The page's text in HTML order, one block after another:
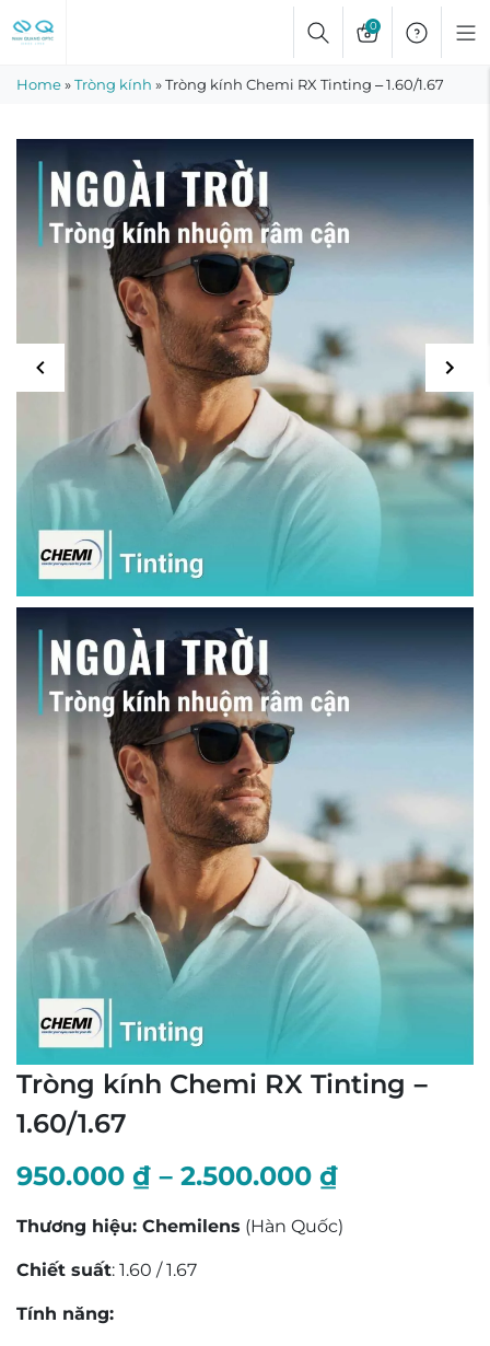
to
0
Home»Tròng kính »Tròng kính Chemi RX Tinting – 1.60/1.67
Tròng kính Chemi RX Tinting –
1.60/1.67
950.000 ₫ – 2.500.000 ₫Khoảng
giá:
Thương hiệu: Chemilens (Hàn Quốc)
Chiết suất: 1.60 / 1.67
Tính năng: